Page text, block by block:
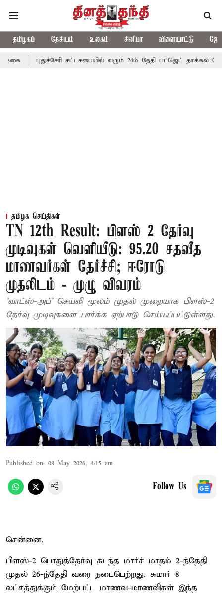
தமிழகம் தேசியம் உலகம் சினிமா விளையாட்டு
சட்டசபையில் வரும் 24ம் தேதி பட்ஜெட் தாக்கல் செய்கிறார்
தமிழக செய்திகள்
TN 12th Result: பிளஸ் 2 தேர்வு
முடிவுகள் வெளியீடு: 95.20 சதவீத
மாணவர்கள் தேர்ச்சி; ஈரோடு
முதலிடம் - முழு விவரம்
'வாட்ஸ்-அப்' செயலி மூலம் முதல் முறையாக பிளஸ்-2
தேர்வு முடிவுகளை பார்க்க ஏற்பாடு செய்யப்பட்டுள்ளது.
Published on: 08 May 2026, 4:15 am
Follow Us
சென்னை,
பிளஸ்-2 பொதுத்தேர்வு கடந்த மார்ச் மாதம் 2-ந்தேதி
முதல் 26-ந்தேதி வரை நடைபெற்றது. சுமார் 8
லட்சத்துக்கும் மேற்பட்ட மாணவ-மாணவிகள் இந்த